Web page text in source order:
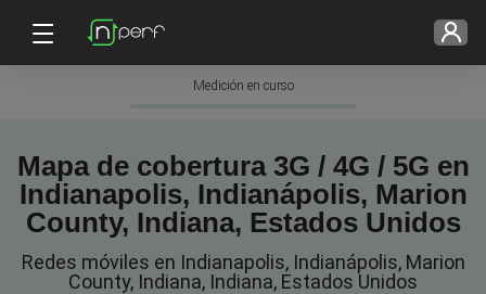
Medición en curso
Mapa de cobertura 3G / 4G / 5G en
Indianapolis, Indianápolis, Marion
County, Indiana, Estados Unidos
Redes móviles en Indianapolis, Indianápolis, Marion
County, Indiana, Indiana, Estados Unidos